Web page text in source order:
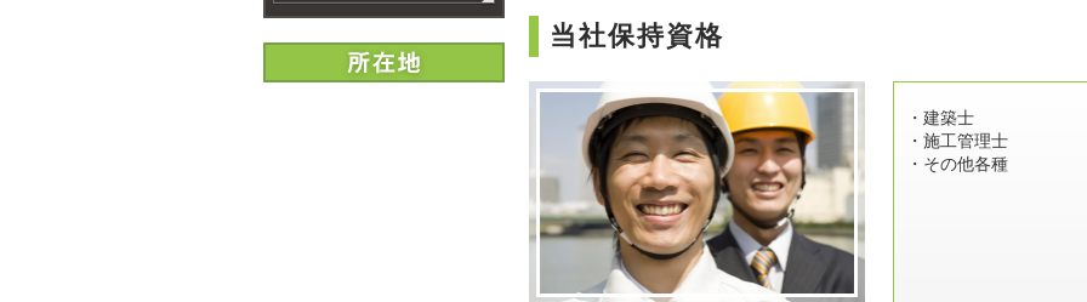
当社保持資格
・建築士
・施工管理士
・その他各種